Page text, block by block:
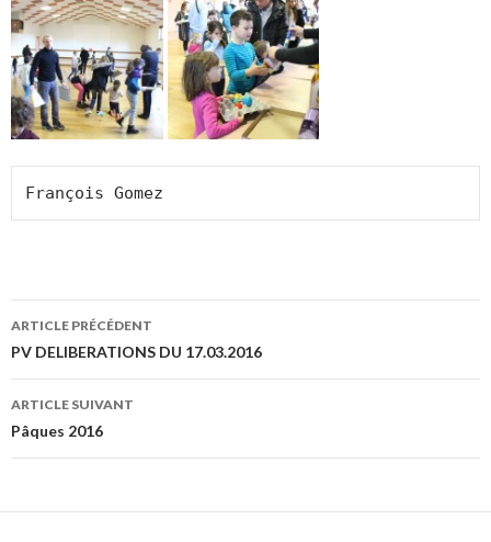
François Gomez
Navigation
des
articles
ARTICLE PRÉCÉDENT
PV DELIBERATIONS DU 17.03.2016
ARTICLE SUIVANT
Pâques 2016